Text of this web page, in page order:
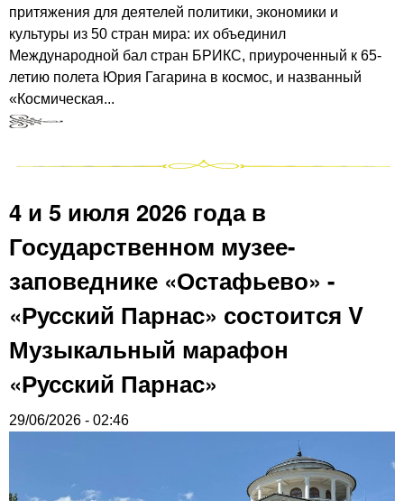
притяжения для деятелей политики, экономики и
культуры из 50 стран мира: их объединил
Международной бал стран БРИКС, приуроченный к 65-
летию полета Юрия Гагарина в космос, и названный
«Космическая...
4 и 5 июля 2026 года в
Государственном музее-
заповеднике «Остафьево» -
«Русский Парнас» состоится V
Музыкальный марафон
«Русский Парнас»
29/06/2026 - 02:46